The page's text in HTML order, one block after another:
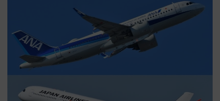
巡るなら使い勝手・コスパ抜群
【2026年8月5日～25日】